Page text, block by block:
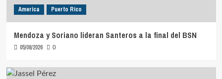
America Puerto Rico
Mendoza y Soriano lideran Santeros a la final del BSN
05/08/2026 0